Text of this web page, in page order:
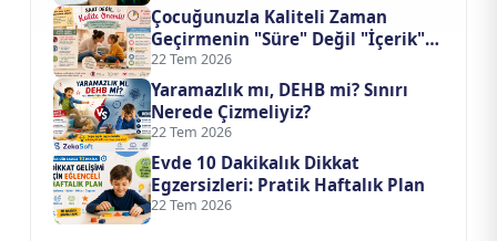
Çocuğunuzla Kaliteli Zaman
Geçirmenin "Süre" Değil "İçerik"
Formülü
22 Tem 2026
Yaramazlık mı, DEHB mi? Sınırı
Nerede Çizmeliyiz?
22 Tem 2026
Evde 10 Dakikalık Dikkat
Egzersizleri: Pratik Haftalık Plan
22 Tem 2026